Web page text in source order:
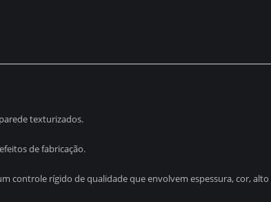
texturizados.
de fabricação.
controle rígido de qualidade que envolvem espessura, cor,